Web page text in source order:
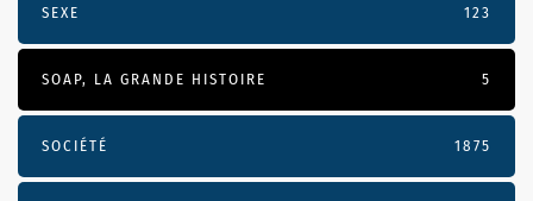
SEXE 123
SOAP, LA GRANDE HISTOIRE 5
SOCIÉTÉ 1875